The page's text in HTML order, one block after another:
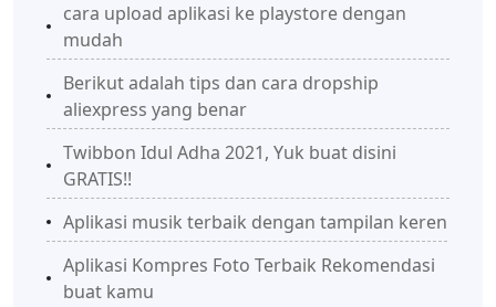
cara upload aplikasi ke playstore dengan
mudah
Berikut adalah tips dan cara dropship
aliexpress yang benar
Twibbon Idul Adha 2021, Yuk buat disini
GRATIS!!
Aplikasi musik terbaik dengan tampilan keren
Aplikasi Kompres Foto Terbaik Rekomendasi
buat kamu